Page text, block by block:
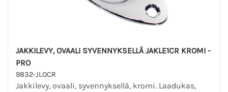
JAKKILEVY, OVAALI SYVENNYKSELLÄ JAKLE1CR KROMI -
PRO
9832-JLOCR
Jakkilevy, ovaali, syvennyksellä, kromi. Laadukas,